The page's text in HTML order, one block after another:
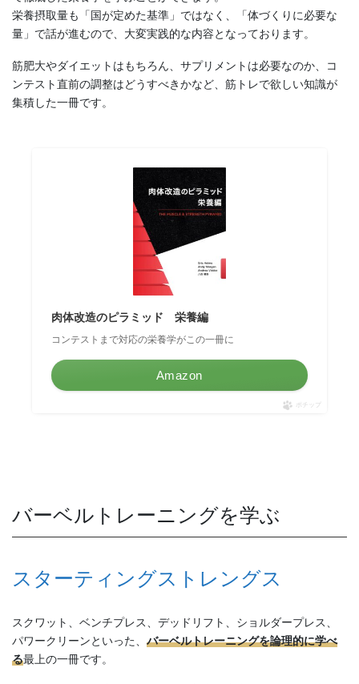
栄養摂取量も「国が定めた基準」ではなく、「体づくりに必要な
量」で話が進むので、大変実践的な内容となっております。
筋肥大やダイエットはもちろん、サプリメントは必要なのか、コ
ンテスト直前の調整はどうすべきかなど、筋トレで欲しい知識が
集積した一冊です。
肉体改造のピラミッド 栄養編
コンテストまで対応の栄養学がこの一冊に
Amazon
ポチップ
バーベルトレーニングを学ぶ
スターティングストレングス
スクワット、ベンチプレス、デッドリフト、ショルダープレス、
パワークリーンといった、 バーベルトレーニングを論理的に学べ
る最上の一冊です。